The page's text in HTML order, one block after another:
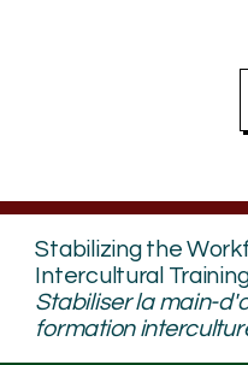
Stabilizing the
Intercultural
Stabiliser la main-
formation